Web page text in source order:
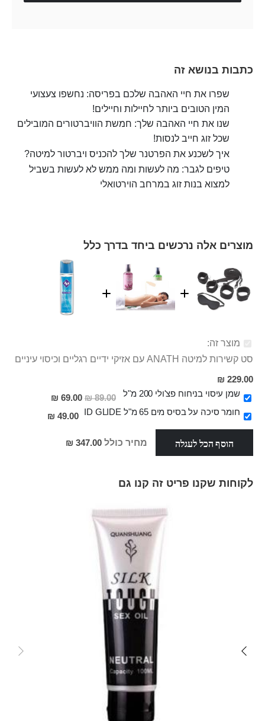
כתבות בנושא זה
שפרו את חיי האהבה שלכם בפריסה: נחשפו צעצועי
המין הטובים ביותר לחיילות וחיילים!
שנו את חיי האהבה שלך: חמשת הוויברטורים המובילים
שכל זוג חייב לנסות!
איך לשכנע את הפרטנר שלך להכניס ויברטור למיטה?
טיפים לגבר: מה לעשות ומה ממש לא לעשות בשביל
למצוא בנות זוג במרחב הוירטואלי
מוצרים אלה נרכשים ביחד בדרך כלל
מוצר זה:
סט קשירות למיטה ANATH עם אזיקי ידיים רגליים וכיסוי עיניים
229.00 ₪
שמן עיסוי בניחוח פצ'ולי 200 מ"ל
89.00 ₪
מחיר
מבצע
69.00 ₪
חומר סיכה על בסיס מים 65 מ"ל ID GLIDE
49.00 ₪
הוסף הכל לעגלה מחיר כולל 347.00 ₪
לקוחות שקנו פריט זה קנו גם